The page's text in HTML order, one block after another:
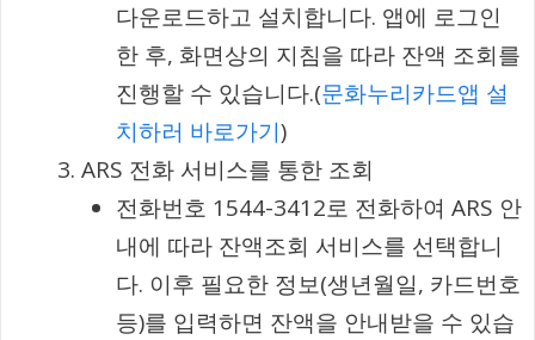
다운로드하고 설치합니다. 앱에 로그인
한 후, 화면상의 지침을 따라 잔액 조회를
진행할 수 있습니다.(문화누리카드앱 설
치하러 바로가기)
ARS 전화 서비스를 통한 조회
전화번호 1544-3412로 전화하여 ARS 안
내에 따라 잔액조회 서비스를 선택합니
다. 이후 필요한 정보(생년월일, 카드번호
등)를 입력하면 잔액을 안내받을 수 있습